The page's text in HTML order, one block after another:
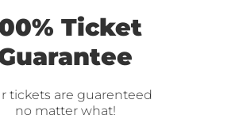
Ticket
tickets are guarenteed
no matter what!